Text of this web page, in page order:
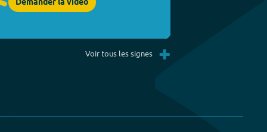
Demander la vidéo
Voir tous les signes +